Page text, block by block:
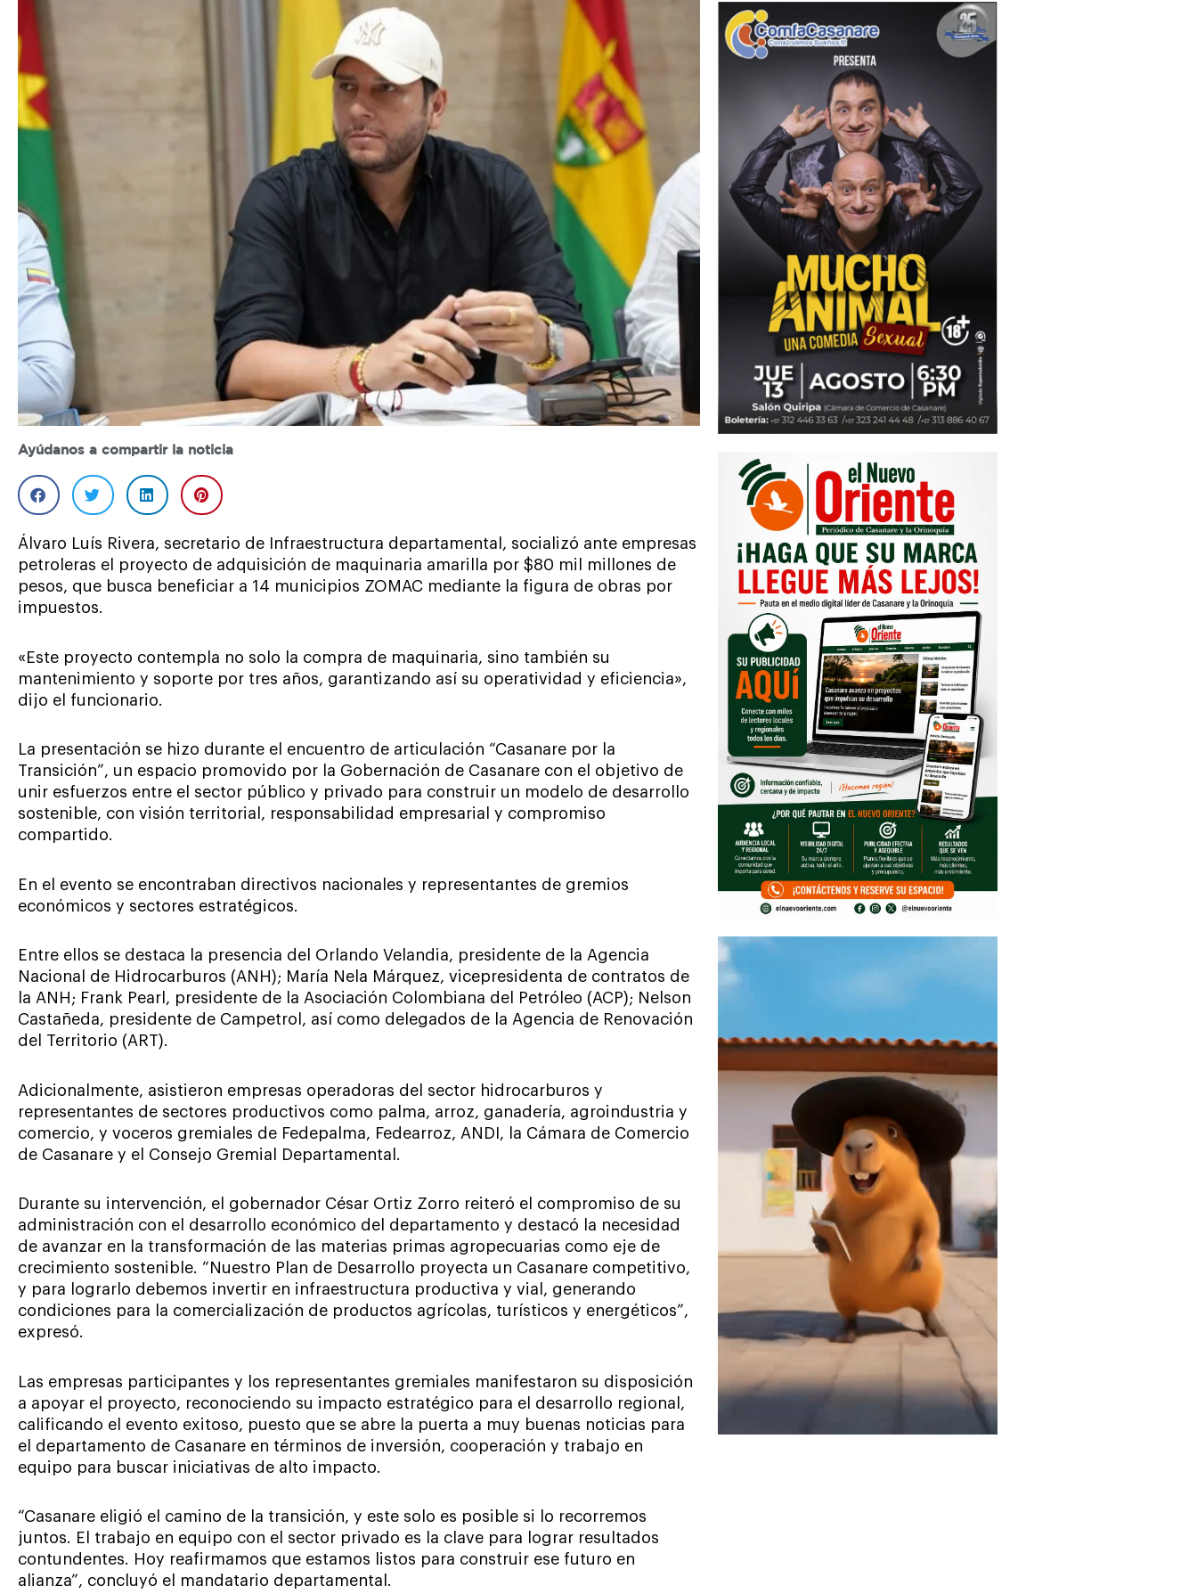
Ayúdanos a compartir la noticia
Álvaro Luís Rivera, secretario de Infraestructura departamental, socializó ante empresas
petroleras el proyecto de adquisición de maquinaria amarilla por $80 mil millones de
pesos, que busca beneficiar a 14 municipios ZOMAC mediante la figura de obras por
impuestos.
«Este proyecto contempla no solo la compra de maquinaria, sino también su
mantenimiento y soporte por tres años, garantizando así su operatividad y eficiencia»,
dijo el funcionario.
La presentación se hizo durante el encuentro de articulación “Casanare por la
Transición”, un espacio promovido por la Gobernación de Casanare con el objetivo de
unir esfuerzos entre el sector público y privado para construir un modelo de desarrollo
sostenible, con visión territorial, responsabilidad empresarial y compromiso
compartido.
En el evento se encontraban directivos nacionales y representantes de gremios
económicos y sectores estratégicos.
Entre ellos se destaca la presencia del Orlando Velandia, presidente de la Agencia
Nacional de Hidrocarburos (ANH); María Nela Márquez, vicepresidenta de contratos de
la ANH; Frank Pearl, presidente de la Asociación Colombiana del Petróleo (ACP); Nelson
Castañeda, presidente de Campetrol, así como delegados de la Agencia de Renovación
del Territorio (ART).
Adicionalmente, asistieron empresas operadoras del sector hidrocarburos y
representantes de sectores productivos como palma, arroz, ganadería, agroindustria y
comercio, y voceros gremiales de Fedepalma, Fedearroz, ANDI, la Cámara de Comercio
de Casanare y el Consejo Gremial Departamental.
Durante su intervención, el gobernador César Ortiz Zorro reiteró el compromiso de su
administración con el desarrollo económico del departamento y destacó la necesidad
de avanzar en la transformación de las materias primas agropecuarias como eje de
crecimiento sostenible. “Nuestro Plan de Desarrollo proyecta un Casanare competitivo,
y para lograrlo debemos invertir en infraestructura productiva y vial, generando
condiciones para la comercialización de productos agrícolas, turísticos y energéticos”,
expresó.
Las empresas participantes y los representantes gremiales manifestaron su disposición
a apoyar el proyecto, reconociendo su impacto estratégico para el desarrollo regional,
calificando el evento exitoso, puesto que se abre la puerta a muy buenas noticias para
el departamento de Casanare en términos de inversión, cooperación y trabajo en
equipo para buscar iniciativas de alto impacto.
“Casanare eligió el camino de la transición, y este solo es posible si lo recorremos
juntos. El trabajo en equipo con el sector privado es la clave para lograr resultados
contundentes. Hoy reafirmamos que estamos listos para construir ese futuro en
alianza”, concluyó el mandatario departamental.